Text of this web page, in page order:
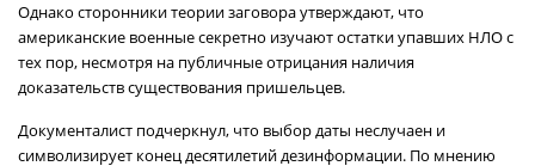
Однако сторонники теории заговора утверждают, что
американские военные секретно изучают остатки упавших НЛО с
тех пор, несмотря на публичные отрицания наличия
доказательств существования пришельцев.
Документалист подчеркнул, что выбор даты неслучаен и
символизирует конец десятилетий дезинформации. По мнению